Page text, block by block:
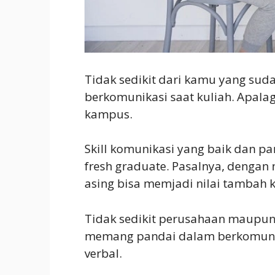
Tidak sedikit dari kamu yang
berkomunikasi saat kuliah.
kampus.
Skill komunikasi yang baik dan
fresh graduate. Pasalnya,
asing bisa memjadi nilai tambah
Tidak sedikit perusahaan
memang pandai dalam
verbal.